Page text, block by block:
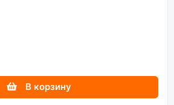
В корзину